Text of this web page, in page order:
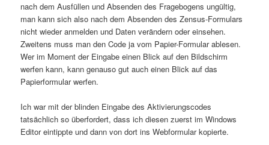
nach dem Ausfüllen und Absenden des Fragebogens ungültig,
man kann sich also nach dem Absenden des Zensus-Formulars
nicht wieder anmelden und Daten verändern oder einsehen.
Zweitens muss man den Code ja vom Papier-Formular ablesen.
Wer im Moment der Eingabe einen Blick auf den Bildschirm
werfen kann, kann genauso gut auch einen Blick auf das
Papierformular werfen.
Ich war mit der blinden Eingabe des Aktivierungscodes
tatsächlich so überfordert, dass ich diesen zuerst im Windows
Editor eintippte und dann von dort ins Webformular kopierte.